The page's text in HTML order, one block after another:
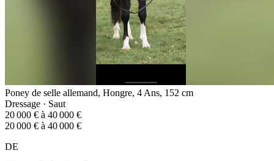
Poney de selle allemand, Hongre, 4 Ans, 152 cm
Dressage · Saut
20 000 € à 40 000 €
20 000 € à 40 000 €
DE